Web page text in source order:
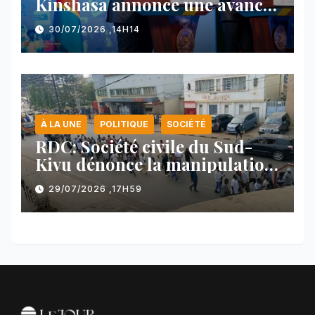
majeure et maintient sa ligne
face au Rwanda
30/07/2026 ,14H14
À LA UNE POLITIQUE SOCIÉTÉ
RDC: Société civile du Sud-
Kivu dénonce la manipulation
des manifestations par
l’AFC/M23
29/07/2026 ,17H59